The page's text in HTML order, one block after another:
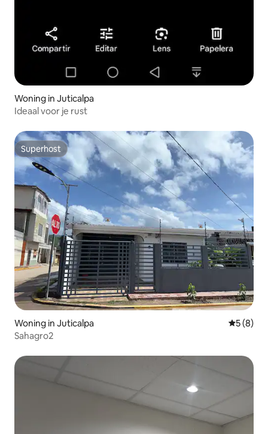
Woning in Juticalpa
Ideaal voor je rust
Superhost
Superhost
Woning in Juticalpa
5 (8)
Sahagro2